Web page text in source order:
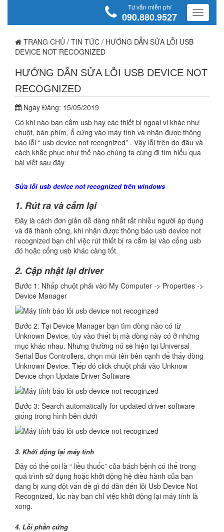
Tư vấn miễn phí
090.880.9527
TRANG CHỦ / TIN TỨC / HƯỚNG DẪN SỬA LỖI USB
DEVICE NOT RECOGNIZED
HƯỚNG DẪN SỬA LỖI USB DEVICE NOT
RECOGNIZED
Ngày Đăng: 15/05/2019
Có khi nào bạn cắm usb hay các thiết bị ngoại vi khác như
chuột, bàn phím, ổ cứng vào máy tính và nhận được thông
báo lỗi “ usb device not recognized” . Vậy lỗi trên do đâu và
cách khắc phục như thế nào chúng ta cùng đi tìm hiểu qua
bài viết sau đây
Sửa lỗi usb device not recognized trên windows
1. Rút ra và cắm lại
Đây là cách đơn giản dễ dàng nhất rất nhiều người áp dụng
và đã thành công, khi nhận được thông báo usb device not
recognized bạn chỉ việc rút thiết bị ra cắm lại vào cổng usb
đó hoặc cổng usb khác càng tốt.
2. Cập nhật lại driver
Bước 1: Nhấp chuột phải vào My Computer -> Properties ->
Device Manager
Bước 2: Tại Device Manager bạn tìm dòng nào có từ
Unknown Device, tùy vào thiết bị mà dòng này có ở những
mục khác nhau. Nhưng thường nó sẽ hiện tại Universal
Serial Bus Controllers, chọn mũi tên bên cạnh để thấy dòng
Unknown Device. Tiếp đó click chuột phải vào Unknow
Device chọn Update Driver Software
Bước 3: Search automatically for updated driver software
giống trong hình bên dưới
3. Khởi động lại máy tính
Đây có thể coi là “ liều thuốc” của bách bệnh có thể trong
quá trình sử dụng hoặc khởi động hệ điều hành của bạn
đang bị xung đột vấn đề gì đó dẫn đến lỗi Usb Device Not
Recognized, lúc này bạn chỉ việc khởi động lại máy tính là
xong.
4. Lỗi phần cứng